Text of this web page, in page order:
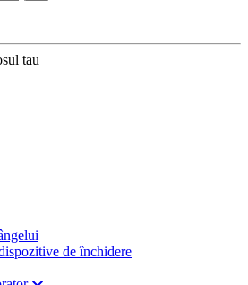
tau
de închidere